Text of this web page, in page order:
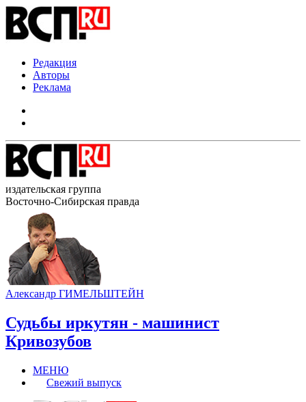
Редакция
Авторы
Реклама
издательская группа
Восточно-Сибирская правда
Александр ГИМЕЛЬШТЕЙН
Судьбы иркутян - машинист
Кривозубов
МЕНЮ
Свежий выпуск